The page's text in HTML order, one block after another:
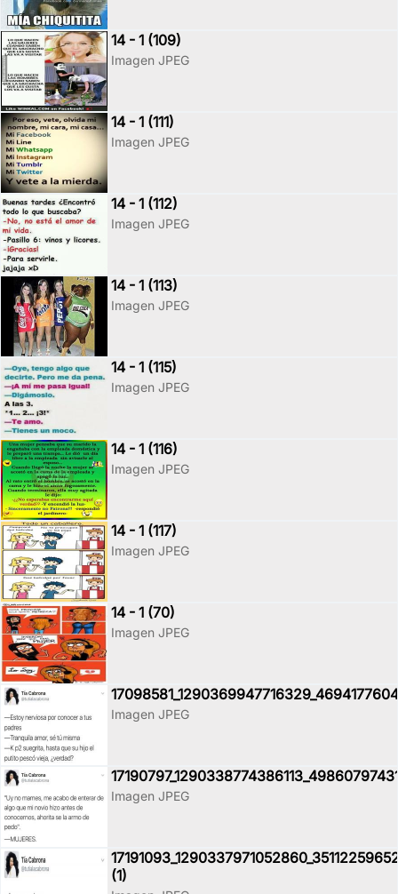
14 - 1 (109)
Imagen JPEG
14 - 1 (111)
Imagen JPEG
14 - 1 (112)
Imagen JPEG
14 - 1 (113)
Imagen JPEG
14 - 1 (115)
Imagen JPEG
14 - 1 (116)
Imagen JPEG
14 - 1 (117)
Imagen JPEG
14 - 1 (70)
Imagen JPEG
Imagen JPEG
Imagen JPEG
(1)